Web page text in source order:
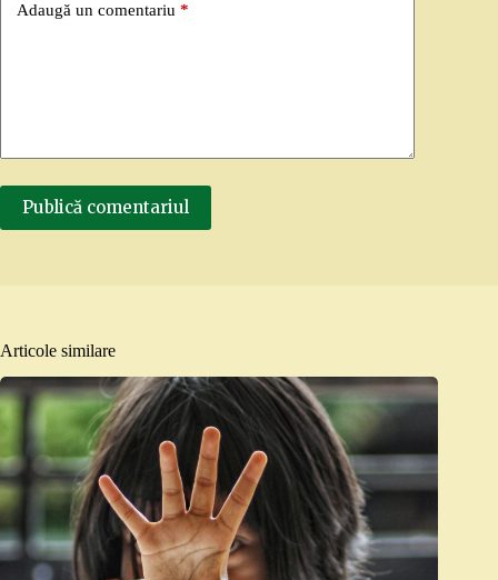
Adaugă un comentariu *
Publică comentariul
Articole similare